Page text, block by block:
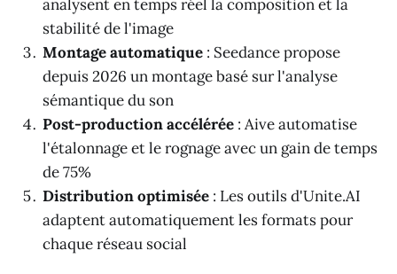
analysent en temps réel la composition et la
stabilité de l'image
Montage automatique : Seedance propose
depuis 2026 un montage basé sur l'analyse
sémantique du son
Post-production accélérée : Aive automatise
l'étalonnage et le rognage avec un gain de temps
de 75%
Distribution optimisée : Les outils d'Unite.AI
adaptent automatiquement les formats pour
chaque réseau social